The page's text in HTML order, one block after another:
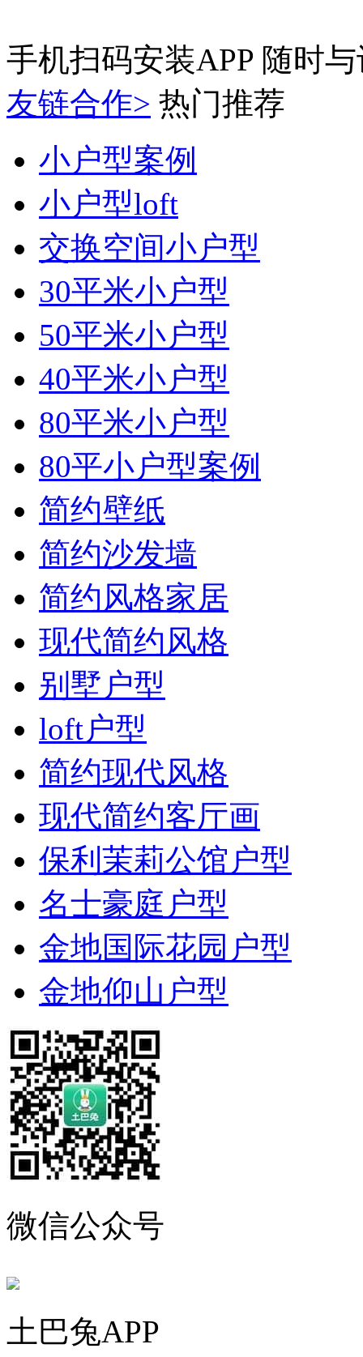
手机扫码安装APP 随时
友链合作> 热门推荐
小户型案例
小户型loft
交换空间小户型
30平米小户型
50平米小户型
40平米小户型
80平米小户型
80平小户型案例
简约壁纸
简约沙发墙
简约风格家居
现代简约风格
别墅户型
loft户型
简约现代风格
现代简约客厅画
保利茉莉公馆户型
名士豪庭户型
金地国际花园户型
金地仰山户型
微信公众号
土巴兔APP